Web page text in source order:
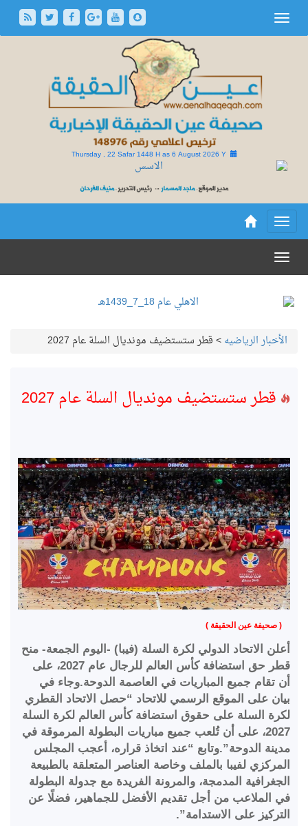
Thursday , 22 Safar 1448 H as6 August 2026 Y
الأخبار الرياضيه>قطر ستستضيف مونديال السلة عام 2027
قطر ستستضيف مونديال السلة عام 2027
( صحيفة عين الحقيقة )
أعلن الاتحاد الدولي لكرة السلة (فيبا) -اليوم الجمعة- منح
قطر حق استضافة كأس العالم للرجال عام 2027، على
أن تقام جميع المباريات في العاصمة الدوحة.وجاء في
بيان على الموقع الرسمي للاتحاد “حصل الاتحاد القطري
لكرة السلة على حقوق استضافة كأس العالم لكرة السلة
2027، على أن تُلعب جميع مباريات البطولة المرموقة في
مدينة الدوحة”.وتابع “عند اتخاذ قراره، أعجب المجلس
المركزي لفيبا بالملف وخاصة العناصر المتعلقة بالطبيعة
الجغرافية المدمجة، والمرونة الفريدة مع جدولة البطولة
في الملاعب من أجل تقديم الأفضل للجماهير، فضلًا عن
التركيز على الاستدامة”.